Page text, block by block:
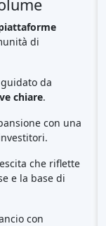
di
da
chiare.
con una
che riflette
e la base di
con